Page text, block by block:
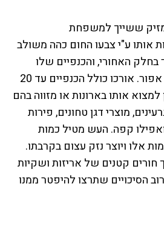
ששייך למשפחת
אותו ע"י צבעו החום כהה משולב
בחלק האחורי, והכנפיים שלו
בצבע נחושת עם כתמי אפור. אורכו כולל הכנפיים עד 20
למצוא אותו בארונות או מזווה בהם
מוצרי דגן טחונים, פירות
קפה. העש מטיל כמות
אלו ויוצר נזק עצום בקרבתו.
חורים קטנים של אריזות ושקיות
הסיכויים שתרצו להיפטר ממנו